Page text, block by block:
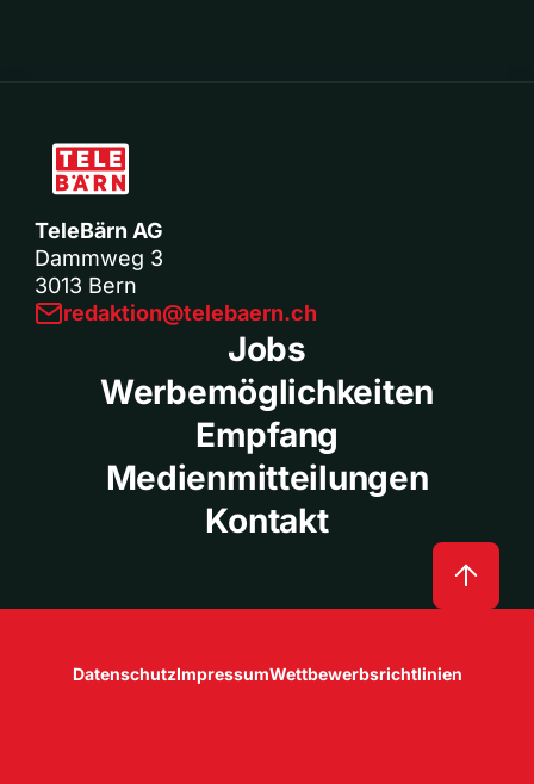
TeleBärn AG
Dammweg 3
3013 Bern
redaktion@telebaern.ch
Jobs
Werbemöglichkeiten
Empfang
Medienmitteilungen
Kontakt
DatenschutzImpressumWettbewerbsrichtlinien